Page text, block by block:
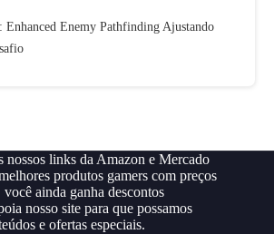
Enhanced Enemy Pathfinding Ajustando
nossos links da Amazon e Mercado
produtos gamers com preços
ainda ganha descontos
nosso site para que possamos
e ofertas especiais.